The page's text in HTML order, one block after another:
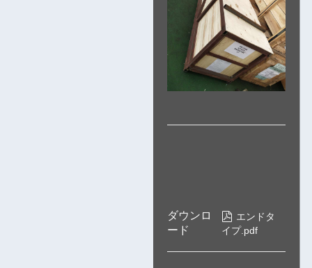
ダウンロ
ード
 エンドタ
イプ.pdf